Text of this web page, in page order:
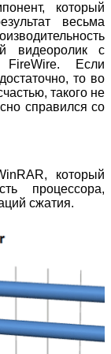
который
весьма
видеоролик с
FireWire. Если
то во
такого не
справился со
который
процессора,
сжатия.